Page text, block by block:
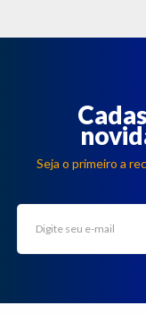
nos uma
Seja o primeiro a